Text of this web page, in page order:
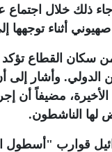
جاء ذلك خلال
أثناء توجهها
سكان القطاع تؤكد
وأشار إلى
مضيفاً أن
لها الناشطون.
قوارب